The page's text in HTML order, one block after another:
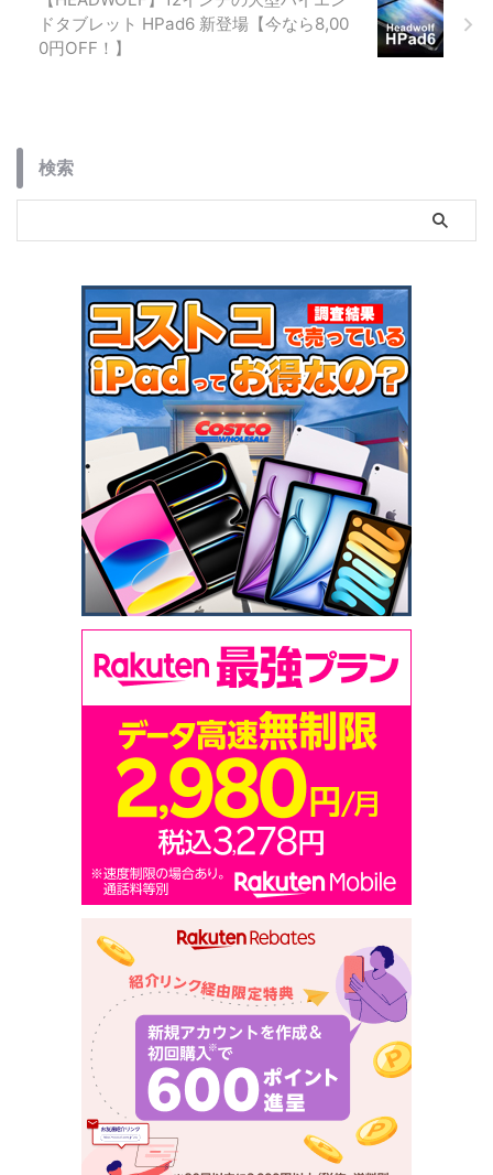
ドタブレット HPad6 新登場【今なら8,00
0円OFF！】
検索